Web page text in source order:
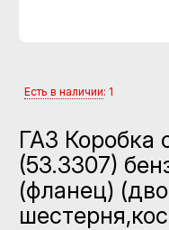
Есть в наличии: 1
ГАЗ Коробка
(53.3307)
(фланец)